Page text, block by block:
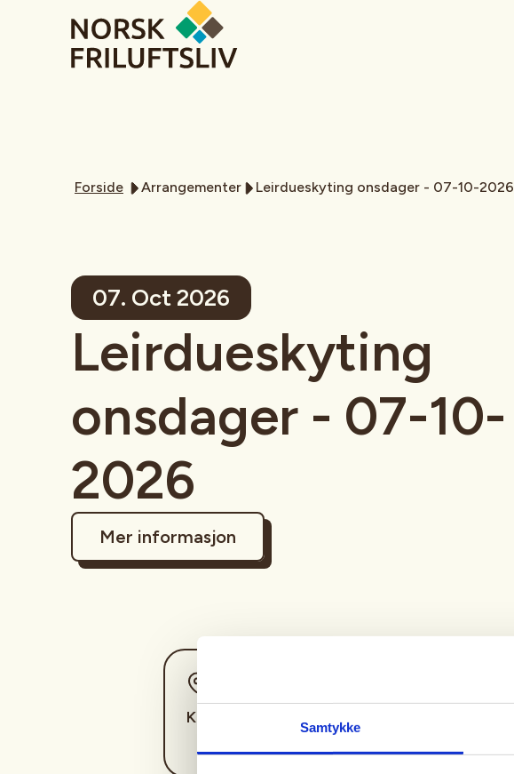
Samtykke
Forside Arrangementer Leirdueskyting onsdager - 07-10-2026
07. Oct 2026
Leirdueskyting
onsdager - 07-10-
2026
Mer informasjon
Kristiansand